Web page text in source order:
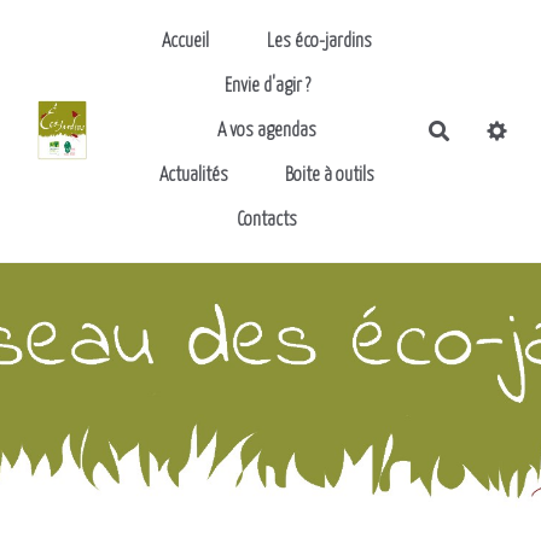
Aller au contenu principal
Accueil Les éco-jardins
Envie d'agir ?
A vos agendas
Actualités Boite à outils
Contacts